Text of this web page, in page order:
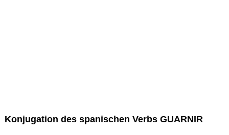
Konjugation des spanischen Verbs GUARNIR